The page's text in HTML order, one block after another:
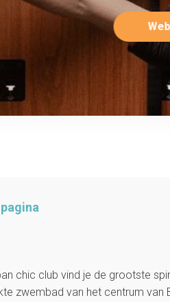
chic club vind je de grootste
zwembad van het centrum van